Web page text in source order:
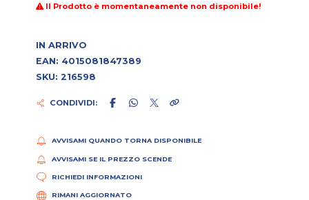
Il Prodotto è momentaneamente non disponibile!
IN ARRIVO
EAN: 4015081847389
SKU: 216598
CONDIVIDI:
AVVISAMI QUANDO TORNA DISPONIBILE
AVVISAMI SE IL PREZZO SCENDE
RICHIEDI INFORMAZIONI
RIMANI AGGIORNATO